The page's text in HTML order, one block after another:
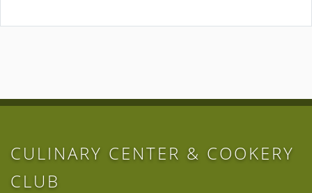
CULINARY CENTER & COOKERY
CLUB